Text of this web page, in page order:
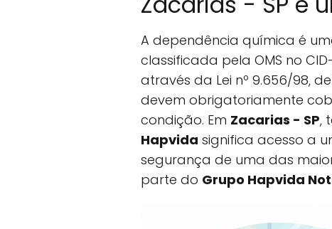
A dependência química é
classificada pela OMS no
através da Lei nº 9.656/98,
devem obrigatoriamente
condição. Em Zacarias - SP,
Hapvida significa acesso a
segurança de uma das
parte do Grupo Hapvida